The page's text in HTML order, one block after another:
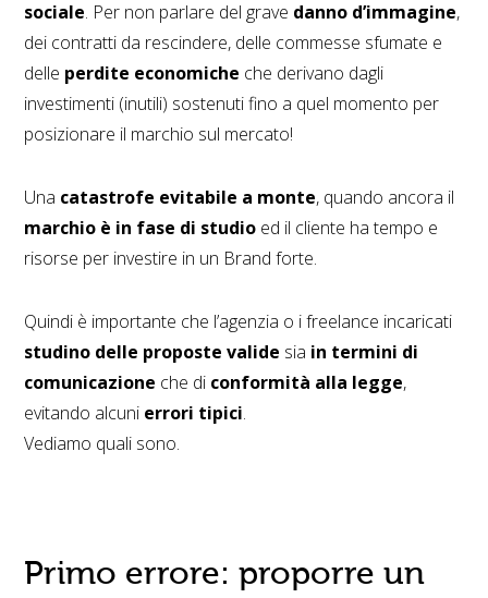
sociale. Per non parlare del grave danno d’immagine,
dei contratti da rescindere, delle commesse sfumate e
delle perdite economiche che derivano dagli
investimenti (inutili) sostenuti fino a quel momento per
posizionare il marchio sul mercato!
Una catastrofe evitabile a monte, quando ancora il
marchio è in fase di studio ed il cliente ha tempo e
risorse per investire in un Brand forte.
Quindi è importante che l’agenzia o i freelance incaricati
studino delle proposte valide sia in termini di
comunicazione che di conformità alla legge,
evitando alcuni errori tipici.
Vediamo quali sono.
Primo errore: proporre un